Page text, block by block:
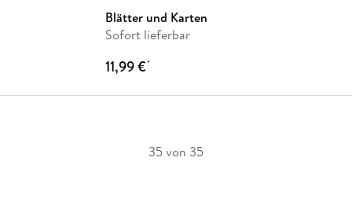
Blätter und Karten
Sofort lieferbar
11,99 €*
35 von 35